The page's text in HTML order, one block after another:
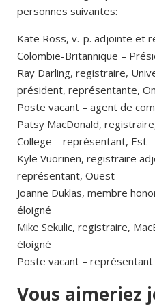
personnes suivantes:
Kate Ross, v.-p. adjointe et
Colombie-Britannique –
Ray Darling, registraire,
président, représentante,
Poste vacant – agent de
Patsy MacDonald,
College – représentant, Est
Kyle Vuorinen, registraire
représentant, Ouest
Joanne Duklas, membre
éloigné
Mike Sekulic, registraire,
éloigné
Poste vacant –
Vous aimeriez